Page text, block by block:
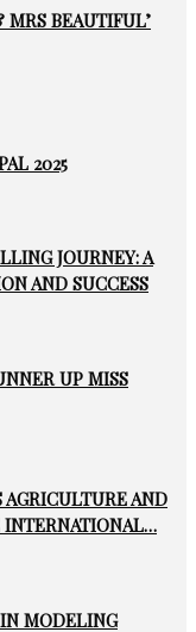
BEAUTIFUL’
2025
JOURNEY: A
AND SUCCESS
UP MISS
AGRICULTURE AND
INTERNATIONAL…
MODELING